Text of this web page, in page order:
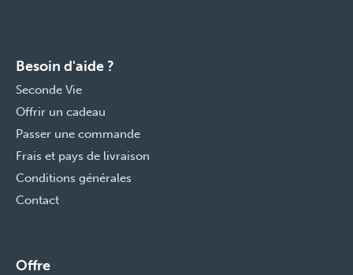
Besoin d'aide ?
Seconde Vie
Offrir un cadeau
Passer une commande
Frais et pays de livraison
Conditions générales
Contact
Offre